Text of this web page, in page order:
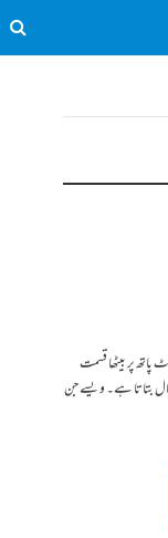
پر بیٹھا قسمت
بتاتا ہے۔ ویسے جن